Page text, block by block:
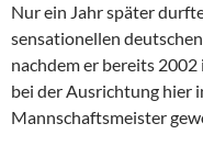
Nur ein Jahr später
sensationellen
nachdem er bereits
bei der Ausrichtung hier
Mannschaftsmeister